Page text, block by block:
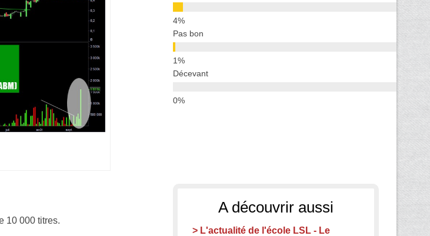
10 000 titres.
Pas bon
Décevant
A découvrir aussi
> L'actualité de l'école LSL - Le